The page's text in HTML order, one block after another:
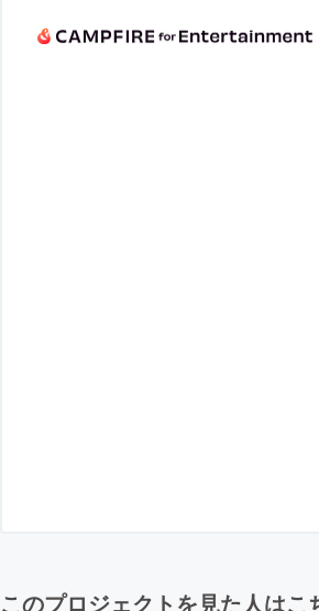
このプロジェクトを見た人はこ